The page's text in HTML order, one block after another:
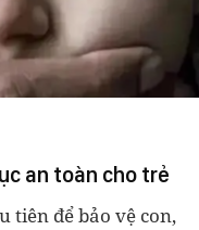
an toàn cho trẻ
tiên để bảo vệ con,